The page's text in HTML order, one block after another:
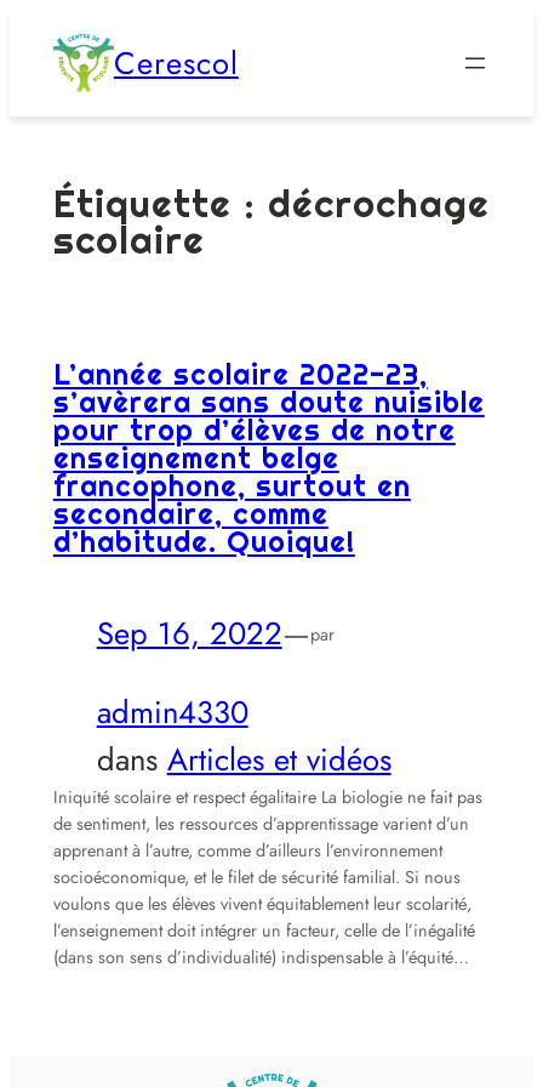
Aller
Cerescol
Étiquette : décrochage
scolaire
L’année scolaire 2022-23,
s’avèrera sans doute nuisible
pour trop d’élèves de notre
enseignement belge
francophone, surtout en
secondaire, comme
d’habitude. Quoique!
Sep 16, 2022—par
admin4330
dans Articles et vidéos
Iniquité scolaire et respect égalitaire La biologie ne fait pas
de sentiment, les ressources d’apprentissage varient d’un
apprenant à l’autre, comme d’ailleurs l’environnement
socioéconomique, et le filet de sécurité familial. Si nous
voulons que les élèves vivent équitablement leur scolarité,
l’enseignement doit intégrer un facteur, celle de l’inégalité
(dans son sens d’individualité) indispensable à l’équité…